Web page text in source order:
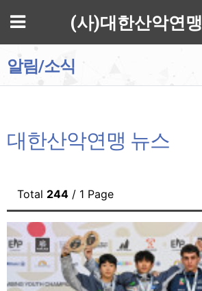
메뉴 (사)대한산악연맹
알림/소식
대한산악연맹 뉴스
Total 244 / 1 Page